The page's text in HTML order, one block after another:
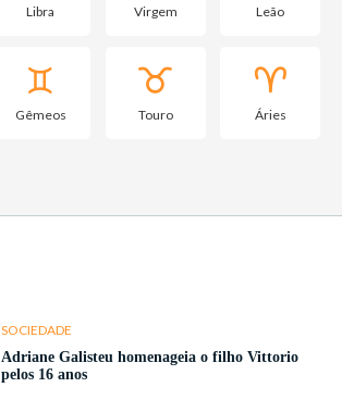
Libra Virgem Leão
Gêmeos Touro Áries
SOCIEDADE
Adriane Galisteu homenageia o filho Vittorio
pelos 16 anos